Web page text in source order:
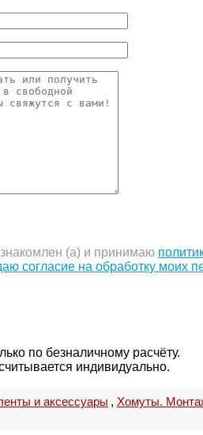
(а) и принимаю
согласие на обработку моих
по безналичному расчёту.
индивидуально.
и аксессуары , Хомуты.